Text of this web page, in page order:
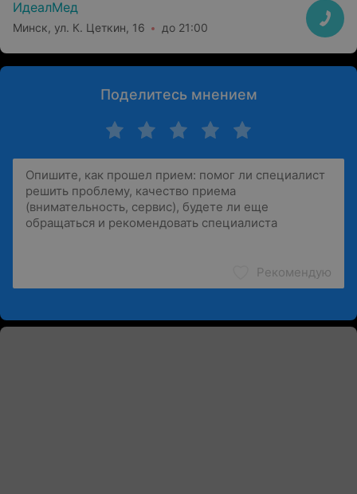
ИдеалМед
Минск, ул. К. Цеткин, 16 до 21:00
Поделитесь мнением
Рекомендую